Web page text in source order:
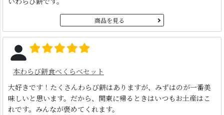
商品を見る
本わらび餅食べくらべセット
大好きです！たくさんわらび餅はありますが、みずはのが一番美
味しいと思います。だから、関東に帰るときはいつもお土産はこ
れです。みんなが褒めてくれます。